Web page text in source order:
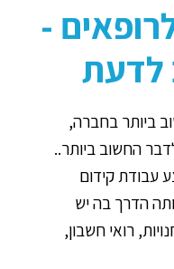
-
לדעת
ביותר בחברה,
החשוב ביותר..
עבודת קידום
הדרך בה יש
רואי חשבון,